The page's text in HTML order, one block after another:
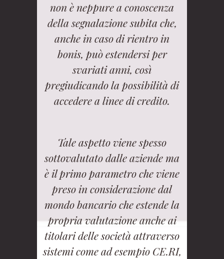
non è neppure a conoscenza
della segnalazione subita che,
anche in caso di rientro in
bonis, può estendersi per
svariati anni, così
pregiudicando la possibilità di
accedere a linee di credito.
Tale aspetto viene spesso
sottovalutato dalle aziende ma
è il primo parametro che viene
preso in considerazione dal
mondo bancario che estende la
propria valutazione anche ai
titolari delle società attraverso
sistemi come ad esempio CE.RI,